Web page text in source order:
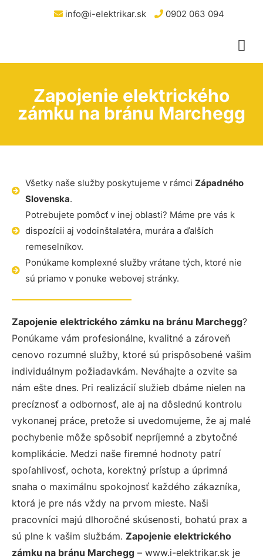
info@i-elektrikar.sk 0902 063 094
Zapojenie elektrického
zámku na bránu Marchegg
Všetky naše služby poskytujeme v rámci Západného
Slovenska.
Potrebujete pomôcť v inej oblasti? Máme pre vás k
dispozícii aj vodoinštalatéra, murára a ďalších
remeselníkov.
Ponúkame komplexné služby vrátane tých, ktoré nie
sú priamo v ponuke webovej stránky.
Zapojenie elektrického zámku na bránu Marchegg?
Ponúkame vám profesionálne, kvalitné a zároveň
cenovo rozumné služby, ktoré sú prispôsobené vašim
individuálnym požiadavkám. Neváhajte a ozvite sa
nám ešte dnes. Pri realizácií služieb dbáme nielen na
precíznosť a odbornosť, ale aj na dôslednú kontrolu
vykonanej práce, pretože si uvedomujeme, že aj malé
pochybenie môže spôsobiť nepríjemné a zbytočné
komplikácie. Medzi naše firemné hodnoty patrí
spoľahlivosť, ochota, korektný prístup a úprimná
snaha o maximálnu spokojnosť každého zákazníka,
ktorá je pre nás vždy na prvom mieste. Naši
pracovníci majú dlhoročné skúsenosti, bohatú prax a
sú plne k vašim službám. Zapojenie elektrického
zámku na bránu Marchegg – www.i-elektrikar.sk je